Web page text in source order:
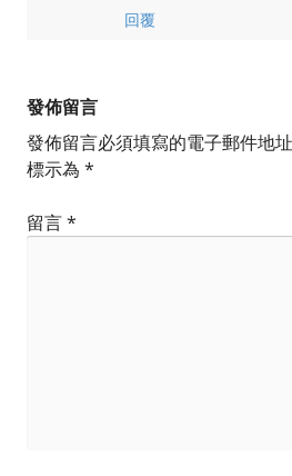
回覆
發佈留言
發佈留言必須填寫的電子郵件地址
標示為 *
留言*